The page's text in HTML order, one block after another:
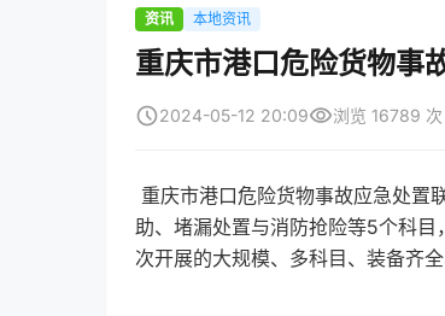
资讯 本地资讯
重庆市港口危险货物事
schedule2024-05-12 20:09visibility浏览 16789 次
重庆市港口危险货物事故应急处置
助、堵漏处置与消防抢险等5个科
次开展的大规模、多科目、装备齐